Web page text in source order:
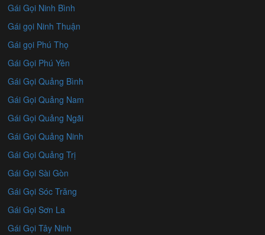
Gái Gọi Ninh Bình
Gái gọi Ninh Thuận
Gái gọi Phú Thọ
Gái Gọi Phú Yên
Gái Gọi Quảng Bình
Gái Gọi Quảng Nam
Gái Gọi Quảng Ngãi
Gái Gọi Quảng Ninh
Gái Gọi Quảng Trị
Gái Gọi Sài Gòn
Gái Gọi Sóc Trăng
Gái Gọi Sơn La
Gái Gọi Tây Ninh